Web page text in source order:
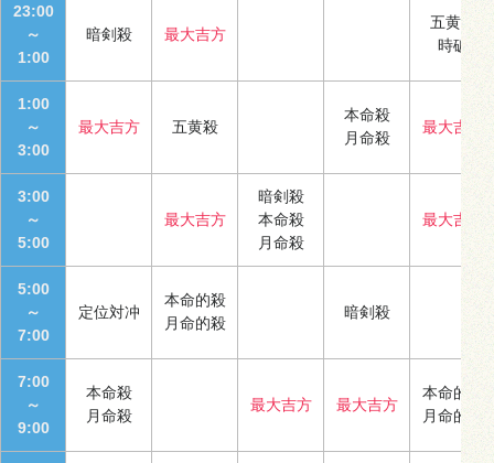
23:00
～
1:00
暗剣殺 最大吉方
五黄殺
時破
1:00
～
3:00
最大吉方 五黄殺
本命殺
月命殺
最大吉方
3:00
～
5:00
最大吉方
暗剣殺
本命殺
月命殺
最大吉方
5:00
～
7:00
定位対冲
本命的殺
月命的殺
暗剣殺
7:00
～
9:00
本命殺
月命殺
最大吉方 最大吉方
本命的殺
月命的殺